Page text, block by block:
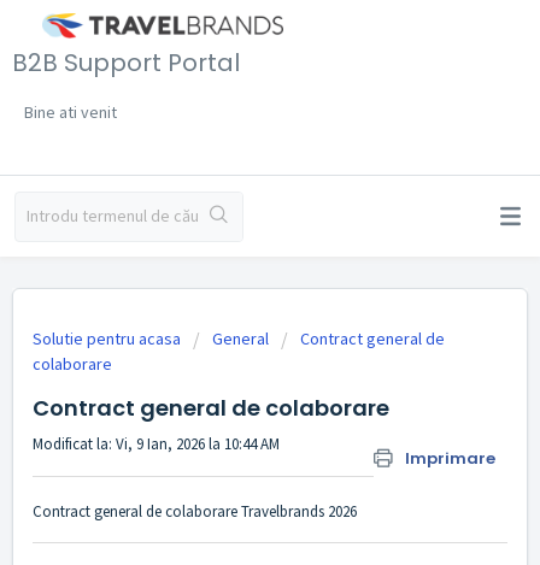
B2B Support Portal
Bine ati venit
Solutie pentru acasa General
Contract general de
colaborare
Contract general de colaborare
Imprimare
Modificat la: Vi, 9 Ian, 2026 la 10:44 AM
Contract general de colaborare Travelbrands 2026